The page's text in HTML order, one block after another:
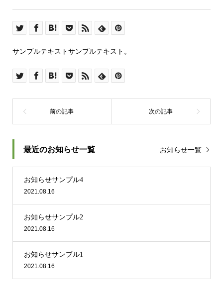
サンプルテキストサンプルテキスト。
最近のお知らせ一覧 お知らせ一覧
お知らせサンプル4
2021.08.16
お知らせサンプル2
2021.08.16
お知らせサンプル1
2021.08.16